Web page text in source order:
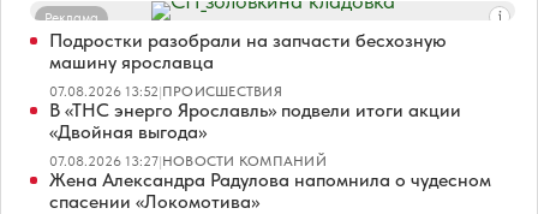
Реклама
Подростки разобрали на запчасти бесхозную
машину ярославца
07.08.2026 13:52|ПРОИСШЕСТВИЯ
В «ТНС энерго Ярославль» подвели итоги акции
«Двойная выгода»
07.08.2026 13:27|НОВОСТИ КОМПАНИЙ
Жена Александра Радулова напомнила о чудесном
спасении «Локомотива»